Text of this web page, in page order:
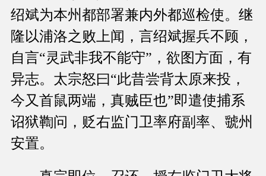
绍斌为本州都部署兼内外都巡检使。继
隆以浦洛之败上闻，言绍斌握兵不顾，
自言“灵武非我不能守”，欲图方面，有
异志。太宗怒曰“此昔尝背太原来投，
今又首鼠两端，真贼臣也”即遣使捕系
诏狱鞫问，贬右监门卫率府副率、虢州
安置。